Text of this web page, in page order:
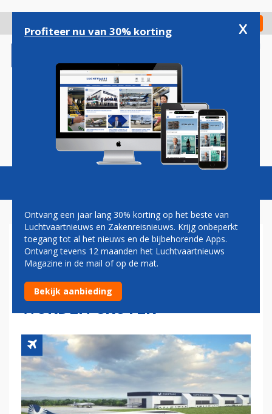
gaan
Check in
Magazine Podcasts Vacatures
ROLLS-ROYCE BEËINDIGT
SAMENWERKING MET BOOM
SUPERSONIC: MOTORZORGEN
WORDEN GROTER
Profiteer nu van 30% korting x
Ontvang een jaar lang 30% korting op het beste van
Luchtvaartnieuws en Zakenreisnieuws. Krijg onbeperkt
toegang tot al het nieuws en de bijbehorende Apps.
Ontvang tevens 12 maanden het Luchtvaartnieuws
Magazine in de mail of op de mat.
Bekijk aanbieding